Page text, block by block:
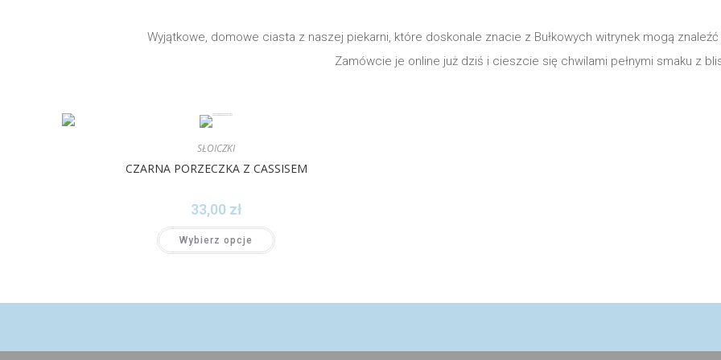
Wyjątkowe, domowe ciasta z naszej piekarni, które doskonale znacie z Bułkowych witrynek mogą
Zamówcie je online już dziś i cieszcie się chwilami pełnymi smaku z
SŁOICZKI
CZARNA PORZECZKA Z CASSISEM
33,00 zł
Wybierz opcje